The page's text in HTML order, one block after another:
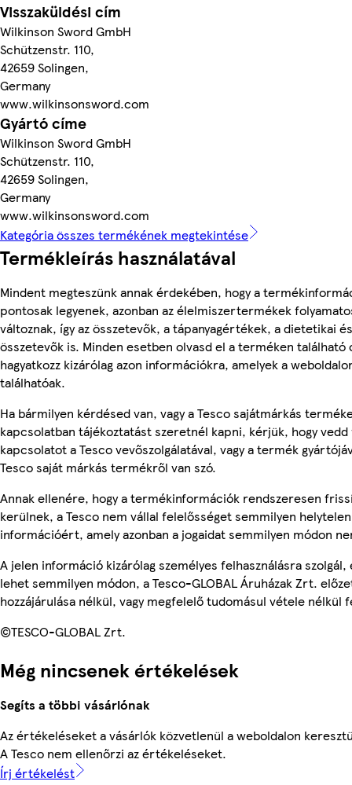
Visszaküldési cím
Wilkinson Sword GmbH
Schützenstr. 110,
42659 Solingen,
Germany
www.wilkinsonsword.com
Gyártó címe
Wilkinson Sword GmbH
Schützenstr. 110,
42659 Solingen,
Germany
www.wilkinsonsword.com
Kategória összes termékének megtekintése
Termékleírás használatával
Mindent megteszünk annak érdekében, hogy a
pontosak legyenek, azonban az élelmiszertermékek
változnak, így az összetevők, a tápanyagértékek, a dietetikai
összetevők is. Minden esetben olvasd el a terméken található
hagyatkozz kizárólag azon információkra, amelyek a
találhatóak.
Ha bármilyen kérdésed van, vagy a Tesco sajátmárkás
kapcsolatban tájékoztatást szeretnél kapni, kérjük, hogy vedd
kapcsolatot a Tesco vevőszolgálatával, vagy a termék
Tesco saját márkás termékről van szó.
Annak ellenére, hogy a termékinformációk rendszeresen
kerülnek, a Tesco nem vállal felelősséget semmilyen helytelen
információért, amely azonban a jogaidat semmilyen módon
A jelen információ kizárólag személyes felhasználásra szolgál,
lehet semmilyen módon, a Tesco-GLOBAL Áruházak Zrt.
hozzájárulása nélkül, vagy megfelelő tudomásul vétele nélkül
©TESCO-GLOBAL Zrt.
Még nincsenek értékelések
Segíts a többi vásárlónak
Az értékeléseket a vásárlók közvetlenül a weboldalon
A Tesco nem ellenőrzi az értékeléseket.
Írj értékelést